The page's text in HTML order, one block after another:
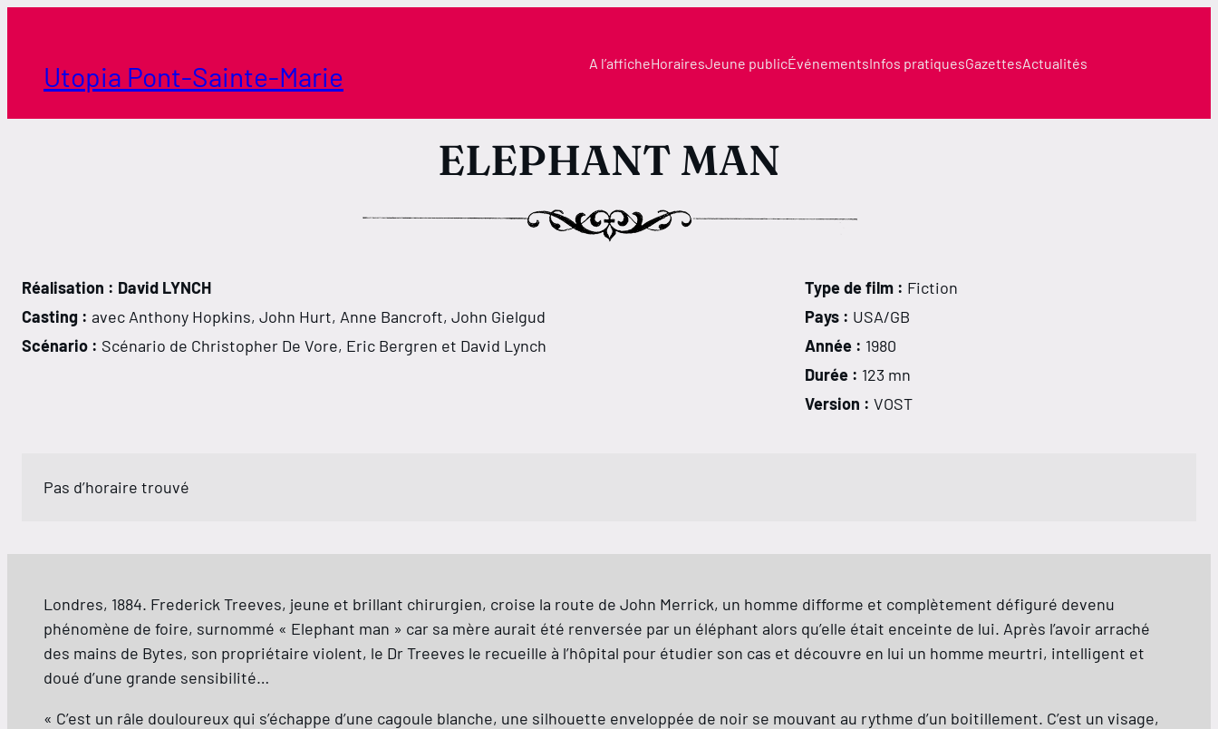
contenuUtopia Pont-Sainte-Marie A l’afficheHorairesJeune publicÉvénementsInfos pratiquesGazettesActualités
ELEPHANT MAN
Réalisation : David LYNCH
Casting : avec Anthony Hopkins, John Hurt, Anne Bancroft, John Gielgud
Scénario : Scénario de Christopher De Vore, Eric Bergren et David Lynch
Type de film : Fiction
Pays : USA/GB
Année : 1980
Durée : 123 mn
Version : VOST
Pas d’horaire trouvé
Londres, 1884. Frederick Treeves, jeune et brillant chirurgien, croise la route de John Merrick, un homme difforme et complètement défiguré devenu
phénomène de foire, surnommé « Elephant man » car sa mère aurait été renversée par un éléphant alors qu’elle était enceinte de lui. Après l’avoir arraché
des mains de Bytes, son propriétaire violent, le Dr Treeves le recueille à l’hôpital pour étudier son cas et découvre en lui un homme meurtri, intelligent et
doué d’une grande sensibilité…
« C’est un râle douloureux qui s’échappe d’une cagoule blanche, une silhouette enveloppée de noir se mouvant au rythme d’un boitillement. C’est un visage,